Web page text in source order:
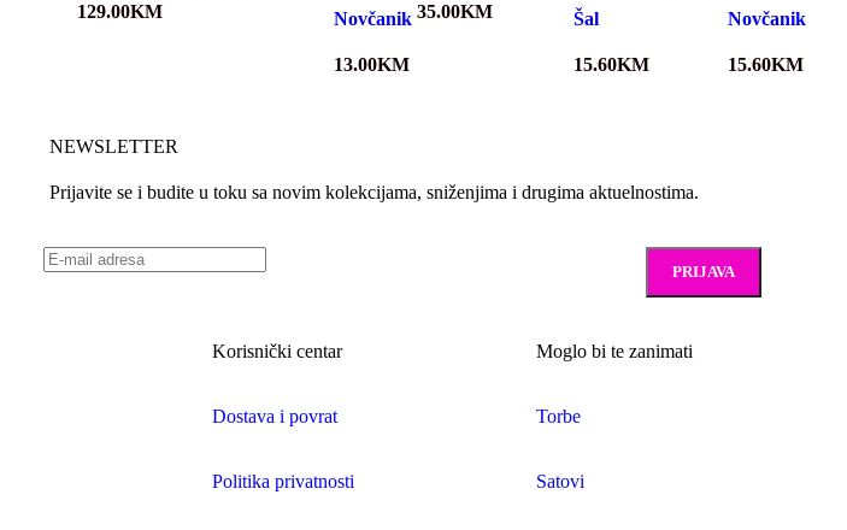
129.00KM Novčanik
13.00KM
35.00KM Šal
15.60KM
Novčanik
15.60KM
NEWSLETTER
Prijavite se i budite u toku sa novim kolekcijama, sniženjima i drugima aktuelnostima.
Korisnički centar
Dostava i povrat
Politika privatnosti
Moglo bi te zanimati
Torbe
Satovi